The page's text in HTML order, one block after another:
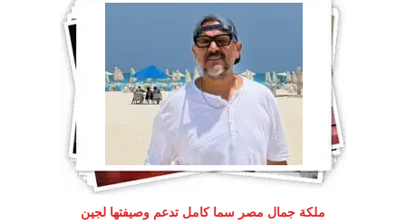
ملكة جمال مصر سما كامل تدعم وصيفتها لجين